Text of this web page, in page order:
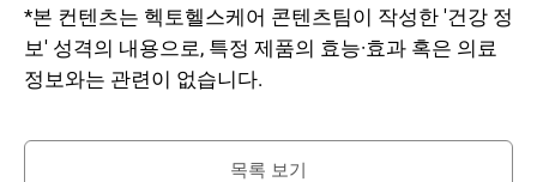
*본 컨텐츠는 헥토헬스케어 콘텐츠팀이 작성한 '건강 정
보' 성격의 내용으로, 특정 제품의 효능·효과 혹은 의료
정보와는 관련이 없습니다.
목록 보기